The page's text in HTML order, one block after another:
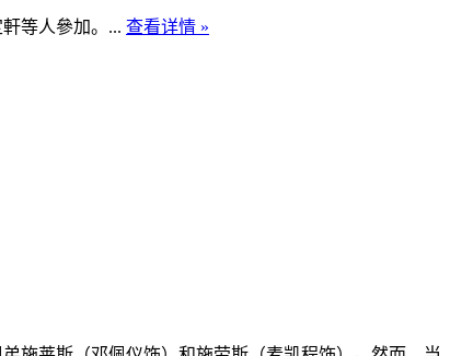
等人參加。... 查看详情 »